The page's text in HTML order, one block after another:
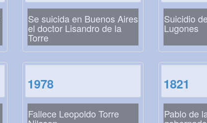
Se suicida en Buenos Aires
el doctor Lisandro de la
Torre
Suicidio
Lugones
1978
Fallece Leopoldo Torre
1821
Pablo de